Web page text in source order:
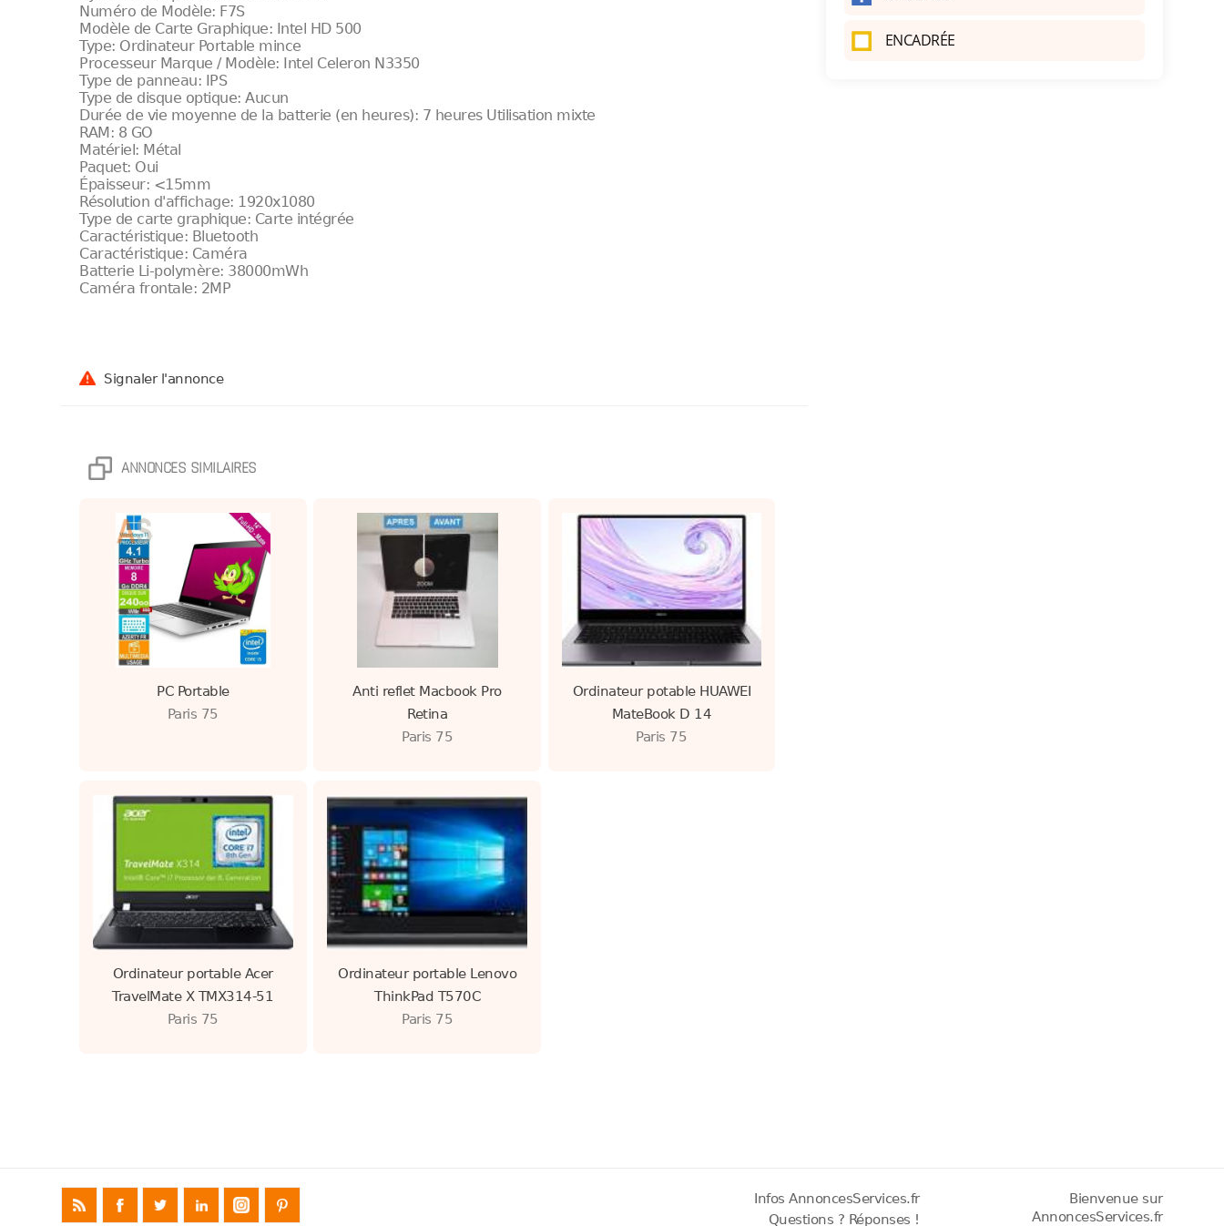
Numéro de Modèle: F7S
Modèle de Carte Graphique: Intel HD 500
Type: Ordinateur Portable mince
Processeur Marque / Modèle: Intel Celeron N3350
Type de panneau: IPS
Type de disque optique: Aucun
Durée de vie moyenne de la batterie (en heures): 7 heures Utilisation mixte
RAM: 8 GO
Matériel: Métal
Paquet: Oui
Épaisseur: <15mm
Résolution d'affichage: 1920x1080
Type de carte graphique: Carte intégrée
Caractéristique: Bluetooth
Caractéristique: Caméra
Batterie Li-polymère: 38000mWh
Caméra frontale: 2MP
Signaler l'annonce
ANNONCES SIMILAIRES
PC Portable
Paris 75
Anti reflet Macbook Pro
Retina
Paris 75
Ordinateur potable HUAWEI
MateBook D 14
Paris 75
Ordinateur portable Acer
TravelMate X TMX314-51
Paris 75
Ordinateur portable Lenovo
ThinkPad T570C
Paris 75
ENCADRÉE
Infos AnnoncesServices.fr
Questions ? Réponses !
Bienvenue sur
AnnoncesServices.fr